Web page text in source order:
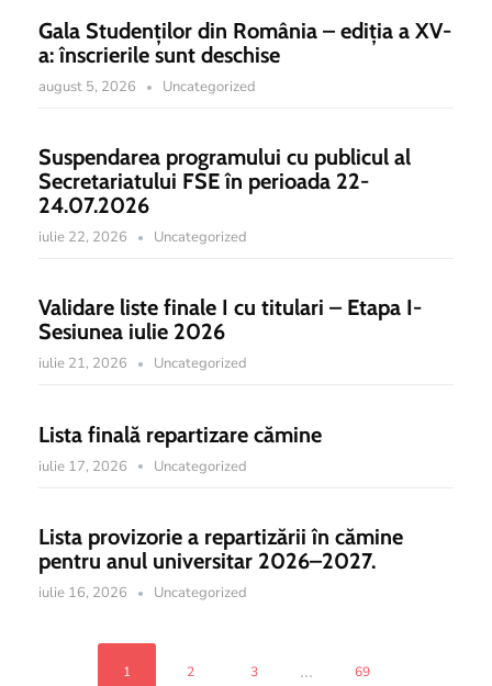
Gala Studenților din România – ediția a XV-
a: înscrierile sunt deschise
august 5, 2026 Uncategorized
Suspendarea programului cu publicul al
Secretariatului FSE în perioada 22-
24.07.2026
iulie 22, 2026 Uncategorized
Validare liste finale I cu titulari – Etapa I-
Sesiunea iulie 2026
iulie 21, 2026 Uncategorized
Lista finală repartizare cămine
iulie 17, 2026 Uncategorized
Lista provizorie a repartizării în cămine
pentru anul universitar 2026–2027.
iulie 16, 2026 Uncategorized
1 2 3 ... 69